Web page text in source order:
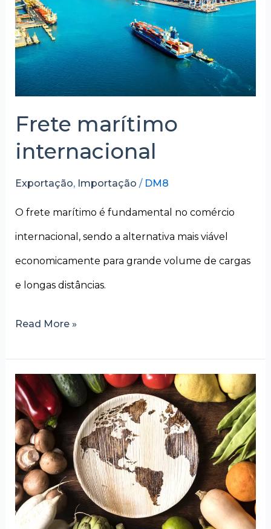
Frete marítimo
internacional
Exportação, Importação / DM8
O frete marítimo é fundamental no comércio
internacional, sendo a alternativa mais viável
economicamente para grande volume de cargas
e longas distâncias.
Read More »
Entenda
tudo
sobre
a
importação
de
alimentos
no
Brasil